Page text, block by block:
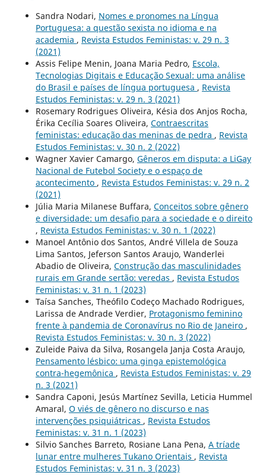
Sandra Nodari, Nomes e pronomes na Língua
Portuguesa: a questão sexista no idioma e na
academia , Revista Estudos Feministas: v. 29 n. 3
(2021)
Assis Felipe Menin, Joana Maria Pedro, Escola,
Tecnologias Digitais e Educação Sexual: uma análise
do Brasil e países de língua portuguesa , Revista
Estudos Feministas: v. 29 n. 3 (2021)
Rosemary Rodrigues Oliveira, Késia dos Anjos Rocha,
Érika Cecília Soares Oliveira, Contraescritas
feministas: educação das meninas de pedra , Revista
Estudos Feministas: v. 30 n. 2 (2022)
Wagner Xavier Camargo, Gêneros em disputa: a LiGay
Nacional de Futebol Society e o espaço de
acontecimento , Revista Estudos Feministas: v. 29 n. 2
(2021)
Júlia Maria Milanese Buffara, Conceitos sobre gênero
e diversidade: um desafio para a sociedade e o direito
, Revista Estudos Feministas: v. 30 n. 1 (2022)
Manoel Antônio dos Santos, André Villela de Souza
Lima Santos, Jeferson Santos Araujo, Wanderlei
Abadio de Oliveira, Construção das masculinidades
rurais em Grande sertão: veredas , Revista Estudos
Feministas: v. 31 n. 1 (2023)
Taísa Sanches, Theófilo Codeço Machado Rodrigues,
Larissa de Andrade Verdier, Protagonismo feminino
frente à pandemia de Coronavírus no Rio de Janeiro ,
Revista Estudos Feministas: v. 30 n. 3 (2022)
Zuleide Paiva da Silva, Rosangela Janja Costa Araujo,
Pensamento lésbico: uma ginga epistemológica
contra-hegemônica , Revista Estudos Feministas: v. 29
n. 3 (2021)
Sandra Caponi, Jesús Martínez Sevilla, Leticia Hummel
Amaral, O viés de gênero no discurso e nas
intervenções psiquiátricas , Revista Estudos
Feministas: v. 31 n. 1 (2023)
Silvio Sanches Barreto, Rosiane Lana Pena, A tríade
lunar entre mulheres Tukano Orientais , Revista
Estudos Feministas: v. 31 n. 3 (2023)